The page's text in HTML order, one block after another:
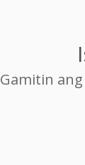
Gamitin